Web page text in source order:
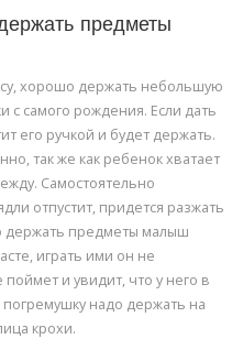
предметы
хорошо держать небольшую
с самого рождения. Если дать
его ручкой и будет держать.
так же как ребенок хватает
Самостоятельно
отпустит, придется разжать
держать предметы малыш
играть ими он не
и увидит, что у него в
надо держать на
крохи.